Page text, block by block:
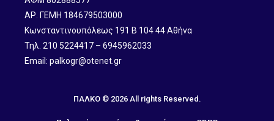
ΑΡ. ΓΕΜΗ 184679503000
Κωνσταντινουπόλεως 191 B 104 44 Αθήνα
Τηλ. 210 5224417 – 6945962033
Email: palkogr@otenet.gr
ΠΑΛΚΟ © 2026 All rights Reserved.